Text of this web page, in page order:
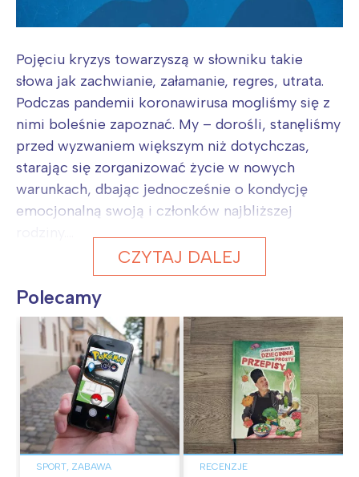
Pojęciu kryzys towarzyszą w słowniku takie
słowa jak zachwianie, załamanie, regres, utrata.
Podczas pandemii koronawirusa mogliśmy się z
nimi boleśnie zapoznać. My – dorośli, stanęliśmy
przed wyzwaniem większym niż dotychczas,
starając się zorganizować życie w nowych
warunkach, dbając jednocześnie o kondycję
emocjonalną swoją i członków najbliższej
CZYTAJ DALEJ
Polecamy
SPORT, ZABAWA RECENZJE